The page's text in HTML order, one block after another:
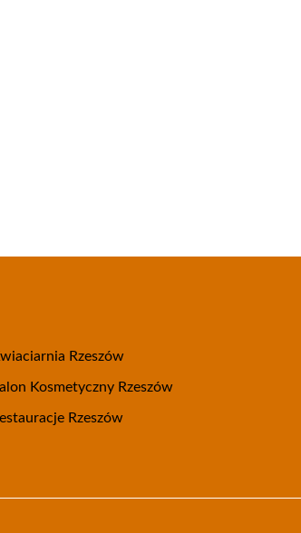
Rzeszów
Kosmetyczny Rzeszów
Rzeszów